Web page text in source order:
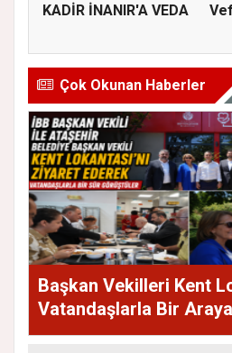
KADİR İNANIR'A VEDA
Çok Okunan Haberler
Başkan Vekilleri Kent
Vatandaşlarla Bir